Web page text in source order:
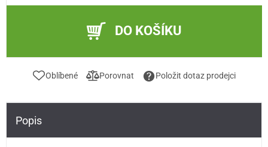
DO KOŠÍKU
Oblíbené Porovnat Položit dotaz prodejci
Popis